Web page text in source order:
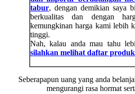
tabur, dengan demikian saya
berkualitas dan dengan
kemungkinan harga kami lebih
tinggi.
Nah, kalau anda mau tahu
silahkan melihat daftar
Seberapapun uang yang anda
mengurangi rasa hormat